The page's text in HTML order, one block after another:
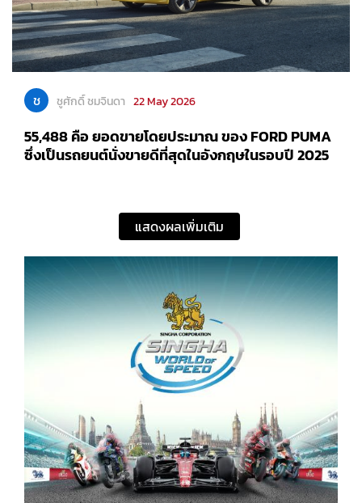
ช ชูศักดิ์ ชมจินดา 22 May 2026
55,488 คือ ยอดขายโดยประมาณ ของ FORD PUMA
ซึ่งเป็นรถยนต์นั่งขายดีที่สุดในอังกฤษในรอบปี 2025
แสดงผลเพิ่มเติม